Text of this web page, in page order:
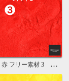
赤 フリー素材 3 無料で使える背景画像集